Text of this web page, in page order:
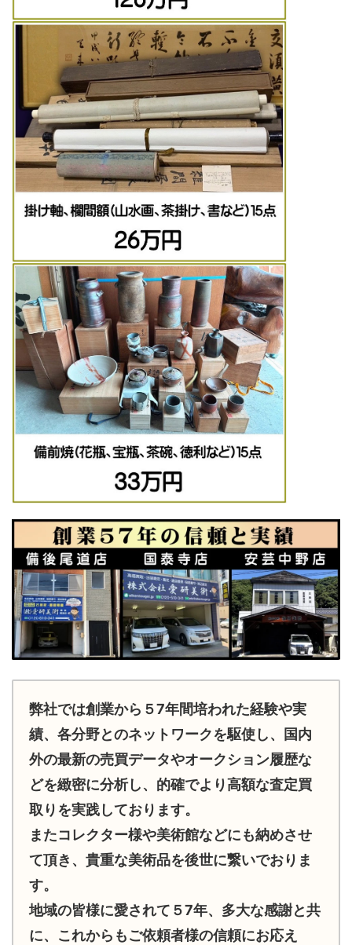
弊社では創業から５7年間培われた経験や実
績、各分野とのネットワークを駆使し、国内
外の最新の売買データやオークション履歴な
どを緻密に分析し、的確でより高額な査定買
取りを実践しております。
またコレクター様や美術館などにも納めさせ
て頂き、貴重な美術品を後世に繋いでおりま
す。
地域の皆様に愛されて５7年、多大な感謝と共
に、これからもご依頼者様の信頼にお応え